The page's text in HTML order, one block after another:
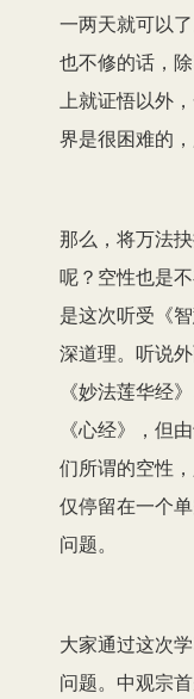
一两天就可以
也不修的话，
上就证悟以外
界是很困难的
那么，将万法
呢？空性也是
是这次听受《
深道理。听说
《妙法莲华经
《心经》，但
们所谓的空性
仅停留在一个
问题。
大家通过这次
问题。中观宗